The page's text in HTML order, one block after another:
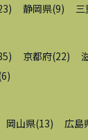
) 静岡県(9)
) 京都府(22)
6)
岡山県(13) 広島